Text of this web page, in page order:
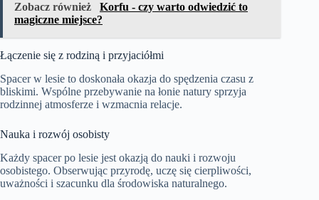
Zobacz również
Korfu - czy warto odwiedzić to
magiczne miejsce?
Łączenie się z rodziną i przyjaciółmi
Spacer w lesie to doskonała okazja do spędzenia czasu z
bliskimi. Wspólne przebywanie na łonie natury sprzyja
rodzinnej atmosferze i wzmacnia relacje.
Nauka i rozwój osobisty
Każdy spacer po lesie jest okazją do nauki i rozwoju
osobistego. Obserwując przyrodę, uczę się cierpliwości,
uważności i szacunku dla środowiska naturalnego.